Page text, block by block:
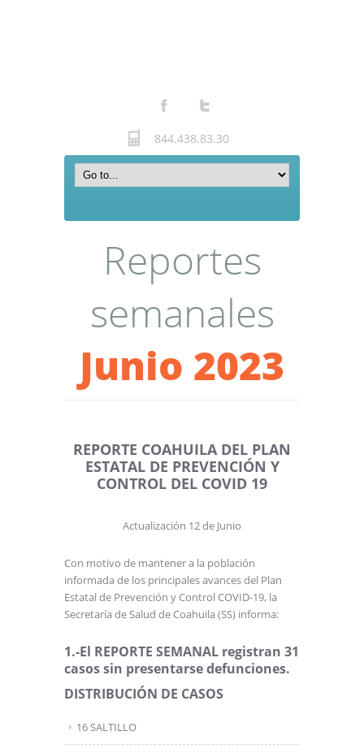
844.438.83.30
Reportes
semanales
Junio 2023
REPORTE COAHUILA DEL PLAN
ESTATAL DE PREVENCIÓN Y
CONTROL DEL COVID 19
Actualización 12 de Junio
Con motivo de mantener a la población
informada de los principales avances del Plan
Estatal de Prevención y Control COVID-19, la
Secretaría de Salud de Coahuila (SS) informa:
1.-El REPORTE SEMANAL registran 31
casos sin presentarse defunciones.
DISTRIBUCIÓN DE CASOS
16 SALTILLO